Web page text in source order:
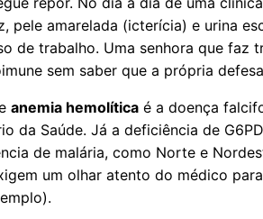
pele amarelada (icterícia) e urina
de trabalho. Uma senhora que faz
sem saber que a própria
anemia hemolítica é a doença
da Saúde. Já a deficiência de
de malária, como Norte e
um olhar atento do médico